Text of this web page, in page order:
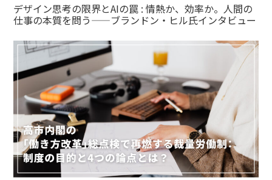
デザイン思考の限界とAIの罠 : 情熱か、効率か。人間の
仕事の本質を問う——ブランドン・ヒル氏インタビュー